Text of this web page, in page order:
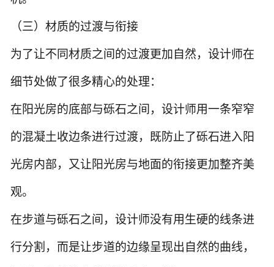
（三）材质的过渡与衔接
为了让不同材质之间的过渡更加自然，设计师在
细节处做了很多精心的处理：
在阳光房的底部与砾石之间，设计师用一条窄窄
的混凝土收边条进行过渡，既防止了砾石进入阳
光房内部，又让阳光房与地面的衔接更加整齐美
观。
在步道与砾石之间，设计师没有用生硬的线条进
行分割，而是让步道的边缘呈现出自然的曲线，